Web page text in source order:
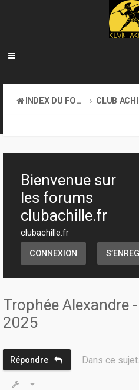
INDEX DU FORUM
CLUB
Bienvenue sur
les forums
clubachille.fr
clubachille.fr
CONNEXION
Trophée Alexandre
2025
Répondre Dans ce